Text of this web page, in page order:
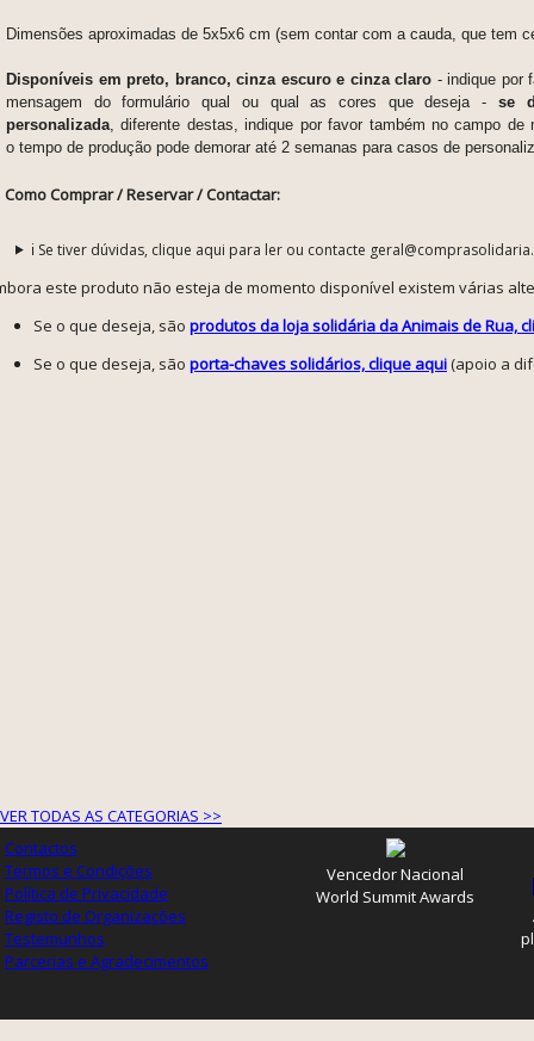
Dimensões aproximadas de 5x5x6 cm (sem contar com a cauda, que tem
Disponíveis em preto, branco, cinza escuro e cinza claro - indique por
mensagem do formulário qual ou qual as cores que deseja - se
personalizada , diferente destas, indique por favor também no campo de
o tempo de produção pode demorar até 2 semanas para casos de
Como Comprar / Reservar / Contactar:
ℹ️ Se tiver dúvidas, clique aqui para ler ou contacte
este produto não esteja de momento disponível existem várias
Se o que deseja, são produtos da loja solidária da Animais de Rua,
Se o que deseja, são porta-chaves solidários, clique aqui(apoio a
VER TODAS AS CATEGORIAS >>
Contactos
Termos e Condições
Política de Privacidade
Registo de Organizações
Testemunhos
Parcerias e Agradecimentos
Vencedor Nacional
World Summit Awards